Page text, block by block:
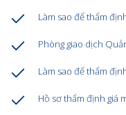
Làm sao để thẩm
Phòng giao dịch
Làm sao để thẩm
Hồ sơ thẩm định giá